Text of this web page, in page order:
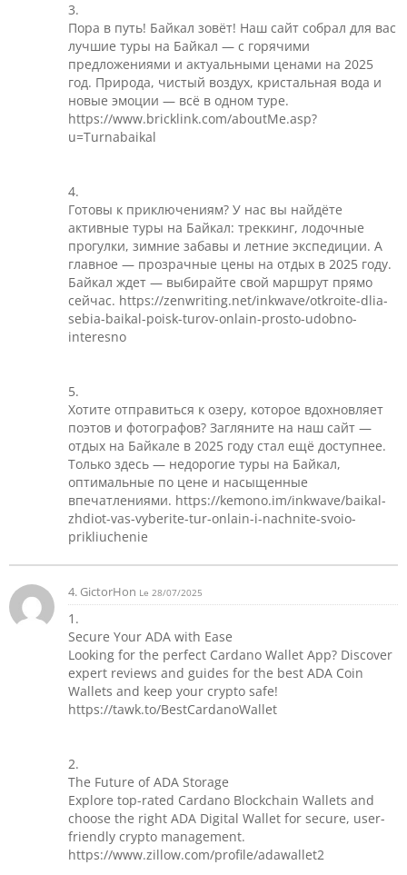
3.
Пора в путь! Байкал зовёт! Наш сайт собрал для вас
лучшие туры на Байкал — с горячими
предложениями и актуальными ценами на 2025
год. Природа, чистый воздух, кристальная вода и
новые эмоции — всё в одном туре.
https://www.bricklink.com/aboutMe.asp?
u=Turnabaikal
4.
Готовы к приключениям? У нас вы найдёте
активные туры на Байкал: треккинг, лодочные
прогулки, зимние забавы и летние экспедиции. А
главное — прозрачные цены на отдых в 2025 году.
Байкал ждет — выбирайте свой маршрут прямо
сейчас. https://zenwriting.net/inkwave/otkroite-dlia-
sebia-baikal-poisk-turov-onlain-prosto-udobno-
interesno
5.
Хотите отправиться к озеру, которое вдохновляет
поэтов и фотографов? Загляните на наш сайт —
отдых на Байкале в 2025 году стал ещё доступнее.
Только здесь — недорогие туры на Байкал,
оптимальные по цене и насыщенные
впечатлениями. https://kemono.im/inkwave/baikal-
zhdiot-vas-vyberite-tur-onlain-i-nachnite-svoio-
prikliuchenie
4. GictorHon Le 28/07/2025
1.
Secure Your ADA with Ease
Looking for the perfect Cardano Wallet App? Discover
expert reviews and guides for the best ADA Coin
Wallets and keep your crypto safe!
https://tawk.to/BestCardanoWallet
2.
The Future of ADA Storage
Explore top-rated Cardano Blockchain Wallets and
choose the right ADA Digital Wallet for secure, user-
friendly crypto management.
https://www.zillow.com/profile/adawallet2